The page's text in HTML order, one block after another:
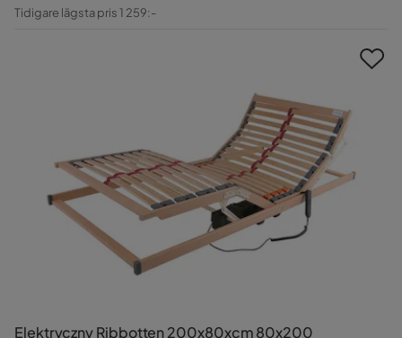
Tidigare lägsta pris 1 259:-
Elektryczny Ribbotten 200x80xcm 80x200